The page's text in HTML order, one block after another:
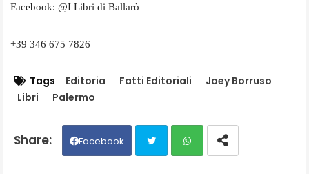
Facebook: @I Libri di Ballarò
+39 346 675 7826
Tags Editoria Fatti Editoriali
Joey Borruso
Libri
Palermo
Facebook